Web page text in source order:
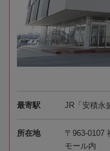
最寄駅 JR「安積永
所在地
〒963-0107
モール内